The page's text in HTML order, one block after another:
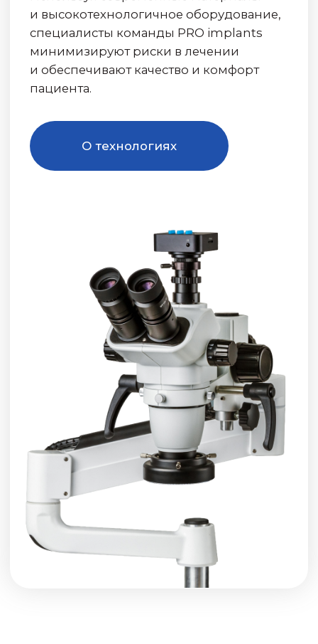
Мы уделили особое внимание зоне ожидания,
обеспечили комфортное времяпровождение